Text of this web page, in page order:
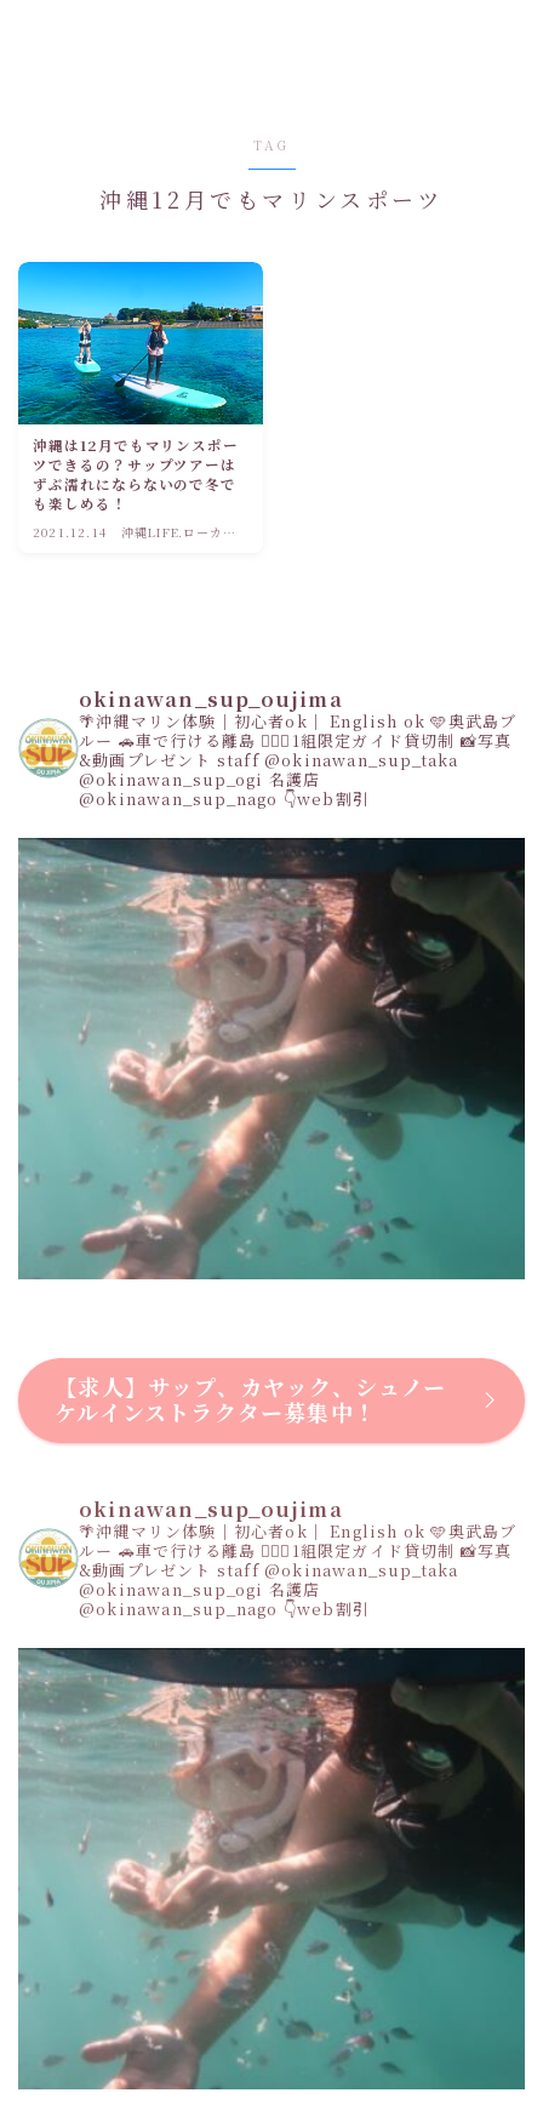
TAG
沖縄12月でもマリンスポーツ
沖縄は12月でもマリンスポー
ツできるの？サップツアーは
ずぶ濡れにならないので冬で
も楽しめる！
2021.12.14
沖縄LIFE.ローカル
okinawan_sup_oujima
🌴沖縄マリン体験｜初心者ok｜ English ok 🩵奥武島ブ
ルー 🚗車で行ける離島 👩‍❤️‍👩1組限定ガイド貸切制 📸写真
&動画プレゼント staff@okinawan_sup_taka
@okinawan_sup_ogi 名護店
@okinawan_sup_nago 👇web割引
【求人】サップ、カヤック、シュノー
ケルインストラクター募集中！
okinawan_sup_oujima
🌴沖縄マリン体験｜初心者ok｜ English ok 🩵奥武島ブ
ルー 🚗車で行ける離島 👩‍❤️‍👩1組限定ガイド貸切制 📸写真
&動画プレゼント staff@okinawan_sup_taka
@okinawan_sup_ogi 名護店
@okinawan_sup_nago 👇web割引